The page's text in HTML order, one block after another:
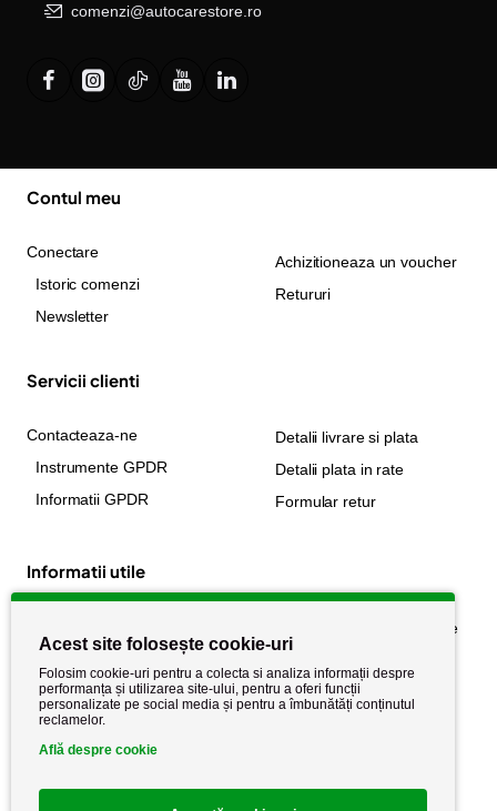
comenzi@autocarestore.ro
Contul meu
Conectare
Istoric comenzi
Newsletter
Achizitioneaza un voucher
Retururi
Servicii clienti
Contacteaza-ne
Instrumente GPDR
Informatii GPDR
Detalii livrare si plata
Detalii plata in rate
Formular retur
Informatii utile
Politica de cookie
Politica de confidențialitate
Termeni si conditii
Acest site folosește cookie-uri
Folosim cookie-uri pentru a colecta si analiza informații despre
performanța și utilizarea site-ului, pentru a oferi funcții
personalizate pe social media și pentru a îmbunătăți conținutul
reclamelor.
Află despre cookie